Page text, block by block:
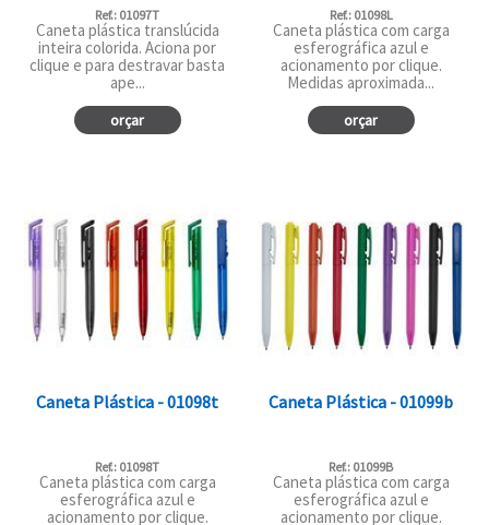
Ref.: 01097T
Caneta plástica translúcida
inteira colorida. Aciona por
clique e para destravar basta
ape...
orçar
Ref.: 01098L
Caneta plástica com carga
esferográfica azul e
acionamento por clique.
Medidas aproximada...
orçar
Caneta Plástica - 01098t
Ref.: 01098T
Caneta plástica com carga
esferográfica azul e
acionamento por clique.
Caneta Plástica - 01099b
Ref.: 01099B
Caneta plástica com carga
esferográfica azul e
acionamento por clique.